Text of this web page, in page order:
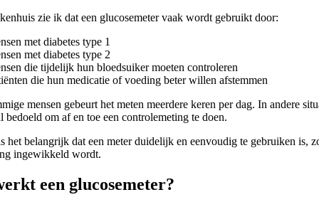
zie ik dat een glucosemeter vaak wordt gebruikt door:
met diabetes type 1
met diabetes type 2
die tijdelijk hun bloedsuiker moeten controleren
die hun medicatie of voeding beter willen afstemmen
mensen gebeurt het meten meerdere keren per dag. In andere
bedoeld om af en toe een controlemeting te doen.
het belangrijk dat een meter duidelijk en eenvoudig te gebruiken is,
ingewikkeld wordt.
een glucosemeter?